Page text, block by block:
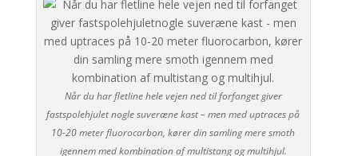
Når du har fletline hele vejen ned til forfanget giver
fastspolehjulet nogle suveræne kast – men med uptraces på
10-20 meter fluorocarbon, kører din samling mere smoth
igennem med kombination af multistang og multihjul.